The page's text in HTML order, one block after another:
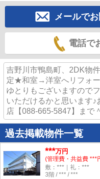
メールで
電話で
吉野川市鴨島町、2DK物
定★和室→洋室へリフォー
ゆとりもございますので
いただけるかと思います
店【088-665-5847】まで
過去掲載物件一覧
***万円
(管理費・共益費 ***
敷：***｜礼：***
3階 / *** / ***